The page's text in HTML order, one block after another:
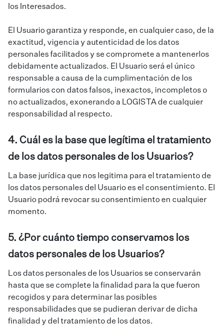
los Interesados.
El Usuario garantiza y responde, en cualquier caso, de la
exactitud, vigencia y autenticidad de los datos
personales facilitados y se compromete a mantenerlos
debidamente actualizados. El Usuario será el único
responsable a causa de la cumplimentación de los
formularios con datos falsos, inexactos, incompletos o
no actualizados, exonerando a LOGISTA de cualquier
responsabilidad al respecto.
4. Cuál es la base que legítima el tratamiento
de los datos personales de los Usuarios?
La base jurídica que nos legitima para el tratamiento de
los datos personales del Usuario es el consentimiento. El
Usuario podrá revocar su consentimiento en cualquier
momento.
5. ¿Por cuánto tiempo conservamos los
datos personales de los Usuarios?
Los datos personales de los Usuarios se conservarán
hasta que se complete la finalidad para la que fueron
recogidos y para determinar las posibles
responsabilidades que se pudieran derivar de dicha
finalidad y del tratamiento de los datos.